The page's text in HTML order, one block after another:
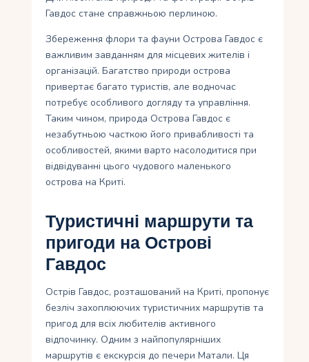
Гавдос стане справжньою перлиною.
Збереження флори та фауни Острова Гавдос є
важливим завданням для місцевих жителів і
організацій. Багатство природи острова
привертає багато туристів, але водночас
потребує особливого догляду та управління.
Таким чином, природа Острова Гавдос є
незабутньою часткою його привабливості та
особливостей, якими варто насолодитися при
відвідуванні цього чудового маленького
острова на Криті.
Туристичні маршрути та
пригоди на Острові
Гавдос
Острів Гавдос, розташований на Криті, пропонує
безліч захоплюючих туристичних маршрутів та
пригод для всіх любителів активного
відпочинку. Одним з найпопулярніших
маршрутів є екскурсія до печери Матали. Ця